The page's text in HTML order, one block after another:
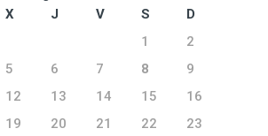
X J V S
D
1
2
5 6 7 8
9
12 13 14 15
16
19 20 21 22
23